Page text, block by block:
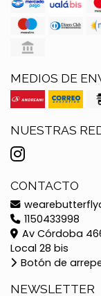
MEDIOS DE
NUESTRAS
CONTACTO
1150433998
Av Córdoba
Local 28 bis
Botón de
NEWSLETTER